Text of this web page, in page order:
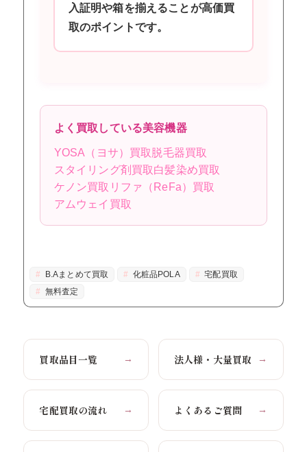
入証明や箱を揃えることが高価買
取のポイントです。
よく買取している美容機器
YOSA（ヨサ）買取 脱毛器買取
スタイリング剤買取白髪染め買取
ケノン買取 リファ（ReFa）買取
アムウェイ買取
B.Aまとめて買取 化粧品POLA
宅配買取
無料査定
買取品目一覧 → 法人様・大量買取 →
宅配買取の流れ → よくあるご質問 →